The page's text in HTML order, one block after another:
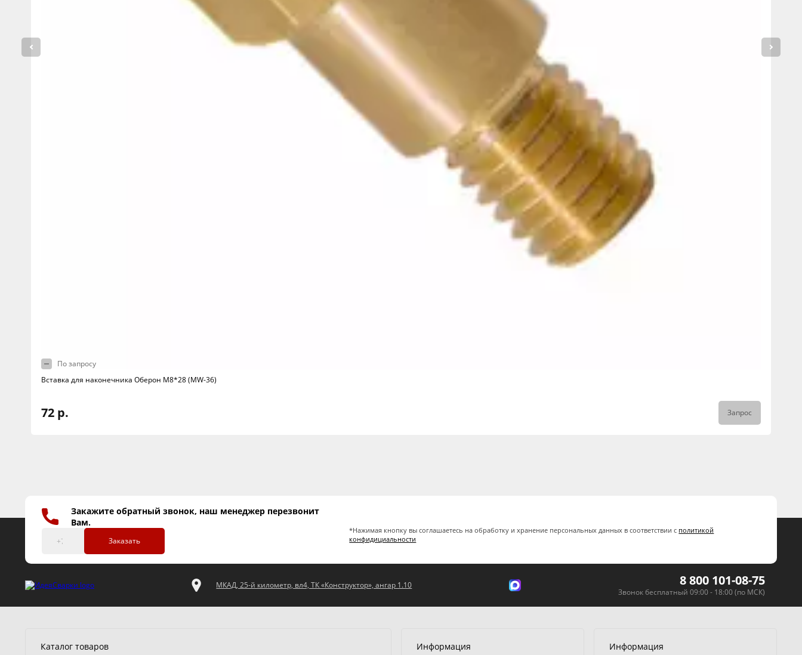
По запросу
Вставка для наконечника Оберон М8*28 (MW-36)
72 р. Запрос
Закажите обратный звонок, наш менеджер перезвонит
Вам.
Заказать
*Нажимая кнопку вы соглашаетесь на обработку и хранение персональных данных в соответствии с политикой
конфидициальности
МКАД, 25-й километр, вл4, ТК «Конструктор», ангар 1.10 8 800 101-08-75
Звонок бесплатный 09:00 - 18:00 (по МСК)
Каталог товаров Информация Информация